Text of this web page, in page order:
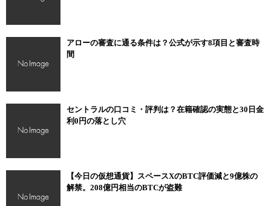
アローの審査に通る条件は？公式が示す8項目と審査時
間
セントラルの口コミ・評判は？在籍確認の実態と30日金
利0円の落とし穴
【今日の仮想通貨】スペースXのBTC評価減と9億株の
解禁。208億円相当のBTCが盗難